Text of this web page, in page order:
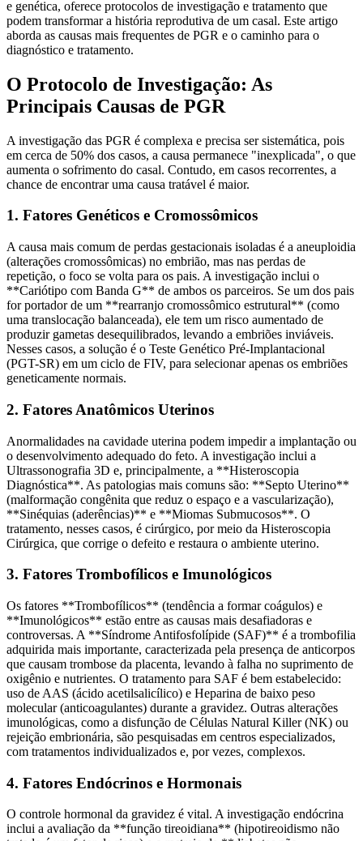
e genética, oferece protocolos de investigação e tratamento que
podem transformar a história reprodutiva de um casal. Este artigo
aborda as causas mais frequentes de PGR e o caminho para o
diagnóstico e tratamento.
O Protocolo de Investigação: As
Principais Causas de PGR
A investigação das PGR é complexa e precisa ser sistemática, pois
em cerca de 50% dos casos, a causa permanece "inexplicada", o que
aumenta o sofrimento do casal. Contudo, em casos recorrentes, a
chance de encontrar uma causa tratável é maior.
1. Fatores Genéticos e Cromossômicos
A causa mais comum de perdas gestacionais isoladas é a aneuploidia
(alterações cromossômicas) no embrião, mas nas perdas de
repetição, o foco se volta para os pais. A investigação inclui o
**Cariótipo com Banda G** de ambos os parceiros. Se um dos pais
for portador de um **rearranjo cromossômico estrutural** (como
uma translocação balanceada), ele tem um risco aumentado de
produzir gametas desequilibrados, levando a embriões inviáveis.
Nesses casos, a solução é o Teste Genético Pré-Implantacional
(PGT-SR) em um ciclo de FIV, para selecionar apenas os embriões
geneticamente normais.
2. Fatores Anatômicos Uterinos
Anormalidades na cavidade uterina podem impedir a implantação ou
o desenvolvimento adequado do feto. A investigação inclui a
Ultrassonografia 3D e, principalmente, a **Histeroscopia
Diagnóstica**. As patologias mais comuns são: **Septo Uterino**
(malformação congênita que reduz o espaço e a vascularização),
**Sinéquias (aderências)** e **Miomas Submucosos**. O
tratamento, nesses casos, é cirúrgico, por meio da Histeroscopia
Cirúrgica, que corrige o defeito e restaura o ambiente uterino.
3. Fatores Trombofílicos e Imunológicos
Os fatores **Trombofílicos** (tendência a formar coágulos) e
**Imunológicos** estão entre as causas mais desafiadoras e
controversas. A **Síndrome Antifosfolípide (SAF)** é a trombofilia
adquirida mais importante, caracterizada pela presença de anticorpos
que causam trombose da placenta, levando à falha no suprimento de
oxigênio e nutrientes. O tratamento para SAF é bem estabelecido:
uso de AAS (ácido acetilsalicílico) e Heparina de baixo peso
molecular (anticoagulantes) durante a gravidez. Outras alterações
imunológicas, como a disfunção de Células Natural Killer (NK) ou
rejeição embrionária, são pesquisadas em centros especializados,
com tratamentos individualizados e, por vezes, complexos.
4. Fatores Endócrinos e Hormonais
O controle hormonal da gravidez é vital. A investigação endócrina
inclui a avaliação da **função tireoidiana** (hipotireoidismo não